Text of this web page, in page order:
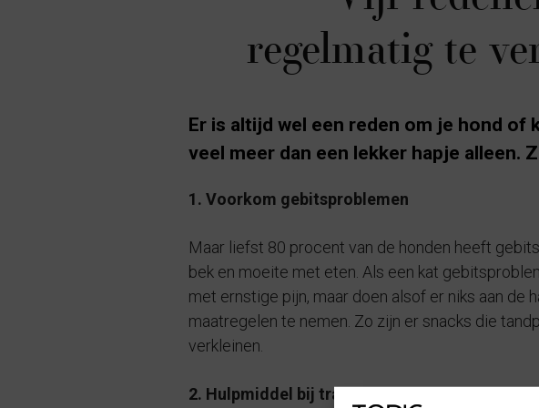
regelmatig te
Er is altijd wel een reden om je hond of
veel meer dan een lekker hapje alleen.
1. Voorkom gebitsproblemen
Maar liefst 80 procent van de honden heeft
bek en moeite met eten. Als een kat
met ernstige pijn, maar doen alsof er niks aan de
maatregelen te nemen. Zo zijn er snacks die
verkleinen.
2. Hulpmiddel bij training